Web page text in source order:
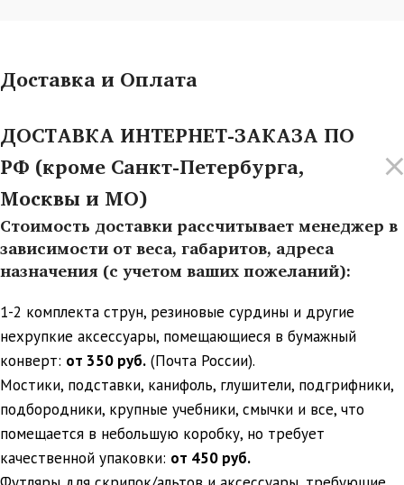
Доставка и Оплата
ДОСТАВКА ИНТЕРНЕТ-ЗАКАЗА ПО
РФ (кроме Санкт-Петербурга,
Москвы и МО)
Стоимость доставки рассчитывает менеджер в
зависимости от веса, габаритов, адреса
назначения (с учетом ваших пожеланий):
1-2 комплекта струн, резиновые сурдины и другие
нехрупкие аксессуары, помещающиеся в бумажный
конверт: от 350 руб. (Почта России).
Мостики, подставки, канифоль, глушители, подгрифники,
подбородники, крупные учебники, смычки и все, что
помещается в небольшую коробку, но требует
качественной упаковки: от 450 руб.